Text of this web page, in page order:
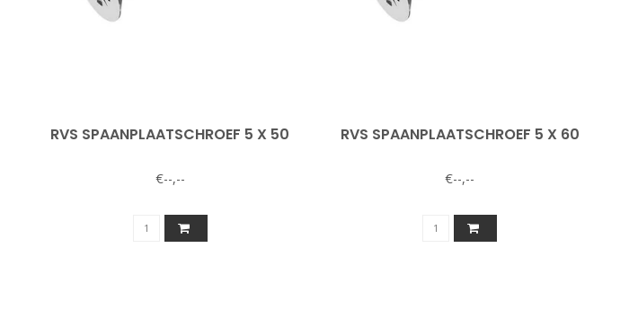
RVS SPAANPLAATSCHROEF 5 X 50
€--,--
RVS SPAANPLAATSCHROEF 5 X 60
€--,--